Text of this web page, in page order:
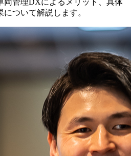
両管理DXによるメリット、具体
ついて解説します。